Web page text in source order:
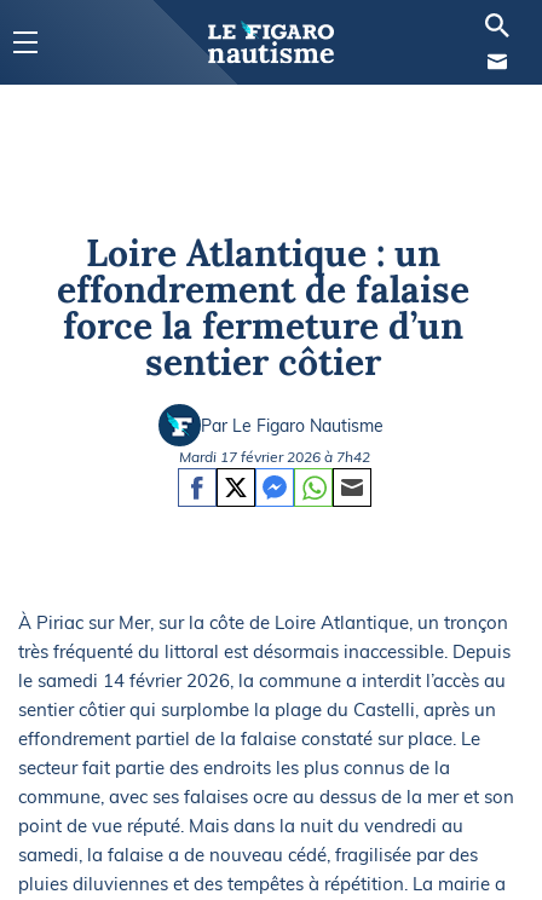
Loire Atlantique : un
effondrement de falaise
force la fermeture d’un
sentier côtier
Par Le Figaro Nautisme
Mardi 17 février 2026 à 7h42
À Piriac sur Mer, sur la côte de Loire Atlantique, un tronçon
très fréquenté du littoral est désormais inaccessible. Depuis
le samedi 14 février 2026, la commune a interdit l’accès au
sentier côtier qui surplombe la plage du Castelli, après un
effondrement partiel de la falaise constaté sur place. Le
secteur fait partie des endroits les plus connus de la
commune, avec ses falaises ocre au dessus de la mer et son
point de vue réputé. Mais dans la nuit du vendredi au
samedi, la falaise a de nouveau cédé, fragilisée par des
pluies diluviennes et des tempêtes à répétition. La mairie a